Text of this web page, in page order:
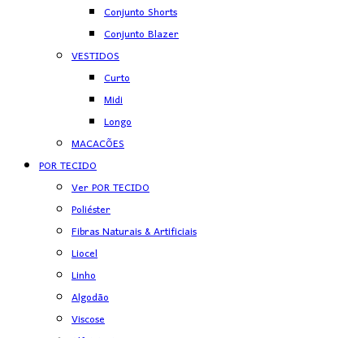
Conjunto Shorts
Conjunto Blazer
VESTIDOS
Curto
Midi
Longo
MACACÕES
POR TECIDO
Ver POR TECIDO
Poliéster
Fibras Naturais & Artificiais
Liocel
Linho
Algodão
Viscose